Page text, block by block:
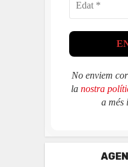
No enviem
la nostra
a més